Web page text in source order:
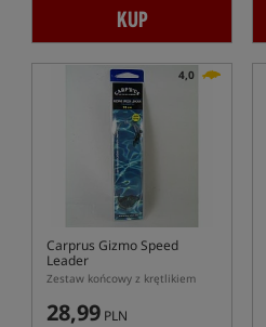
KUP
4,0
Carprus Gizmo Speed
Leader
Zestaw końcowy z krętlikiem
28,99 PLN